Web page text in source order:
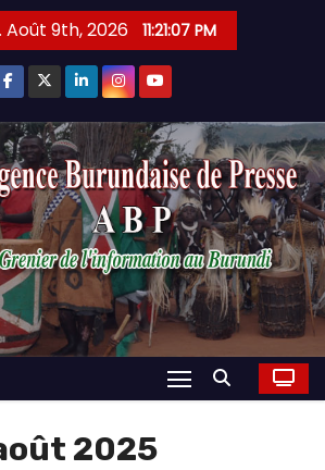
Août 9th, 2026 11:21:08 PM
2025